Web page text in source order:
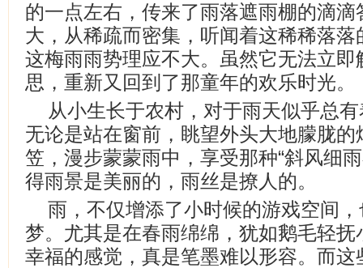
的一点左右，传来了雨落遮雨棚的滴
大，从稀疏而密集，听闻着这稀稀落
这梅雨雨势理应不大。虽然它无法立
思，重新又回到了那童年的欢乐时光。
从小生长于农村，对于雨天似乎总
无论是站在窗前，眺望外头大地朦胧
笠，漫步蒙蒙雨中，享受那种“斜风细
得雨景是美丽的，雨丝是撩人的。
雨，不仅增添了小时候的游戏空间
梦。尤其是在春雨绵绵，犹如鹅毛轻
幸福的感觉，真是笔墨难以形容。而